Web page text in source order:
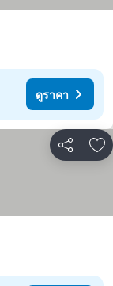
ดูราคา
แชร์ เ